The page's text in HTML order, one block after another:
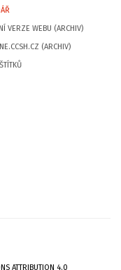
VERZE WEBU (ARCHIV)
(ARCHIV)
ATTRIBUTION 4.0